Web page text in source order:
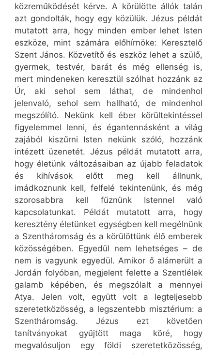
közreműködését kérve. A körülötte állók talán
azt gondolták, hogy egy közülük. Jézus példát
mutatott arra, hogy minden ember lehet Isten
eszköze, mint számára előhírnöke: Keresztelő
Szent János. Közvetítő és eszköz lehet a szülő,
gyermek, testvér, barát és még ellenség is,
mert mindeneken keresztül szólhat hozzánk az
Úr, aki sehol sem láthat, de mindenhol
jelenvaló, sehol sem hallható, de mindenhol
megszólító. Nekünk kell éber körültekintéssel
figyelemmel lenni, és égantennásként a világ
zajából kiszűrni Isten nekünk szóló, hozzánk
intézett üzenetét. Jézus példát mutatott arra,
hogy életünk változásaiban az újabb feladatok
és kihívások előtt meg kell állnunk,
imádkoznunk kell, felfelé tekintenünk, és még
szorosabbra kell fűznünk Istennel való
kapcsolatunkat. Példát mutatott arra, hogy
keresztény életünket egységben kell megélnünk
a Szentháromság és a körülöttünk élő emberek
közösségében. Egyedül nem lehetséges – de
nem is vagyunk egyedül. Amikor ő alámerült a
Jordán folyóban, megjelent felette a Szentlélek
galamb képében, és megszólalt a mennyei
Atya. Jelen volt, együtt volt a legteljesebb
szeretetközösség, a legszentebb misztérium: a
Szentháromság. Jézus ezt követően
tanítványokat gyűjtött maga köré, hogy
megvalósuljon egy földi szeretetközösség,